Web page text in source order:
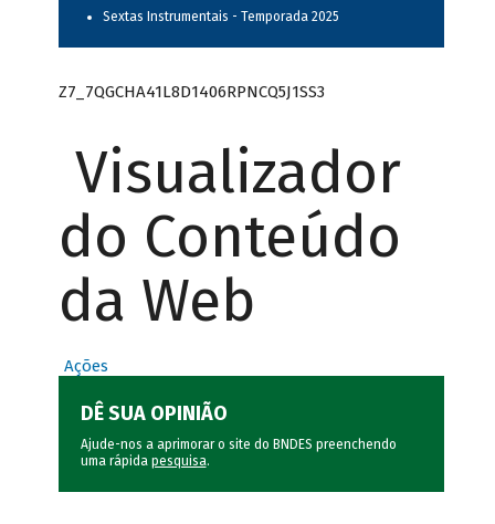
Sextas Instrumentais - Temporada 2025
Z7_7QGCHA41L8D1406RPNCQ5J1SS3
Visualizador
do Conteúdo
da Web
Ações
DÊ SUA OPINIÃO
Ajude-nos a aprimorar o site do BNDES preenchendo
uma rápida pesquisa.